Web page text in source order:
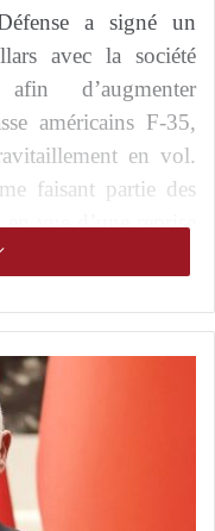
a signé un
avec la société
d’augmenter
américains F-35,
en vol.
faisant partie des
vue d’une reprise
a indiqué que la
avait signé un
détenue
l’accord vise à
chasseur F-35,
Lockheed Martin.